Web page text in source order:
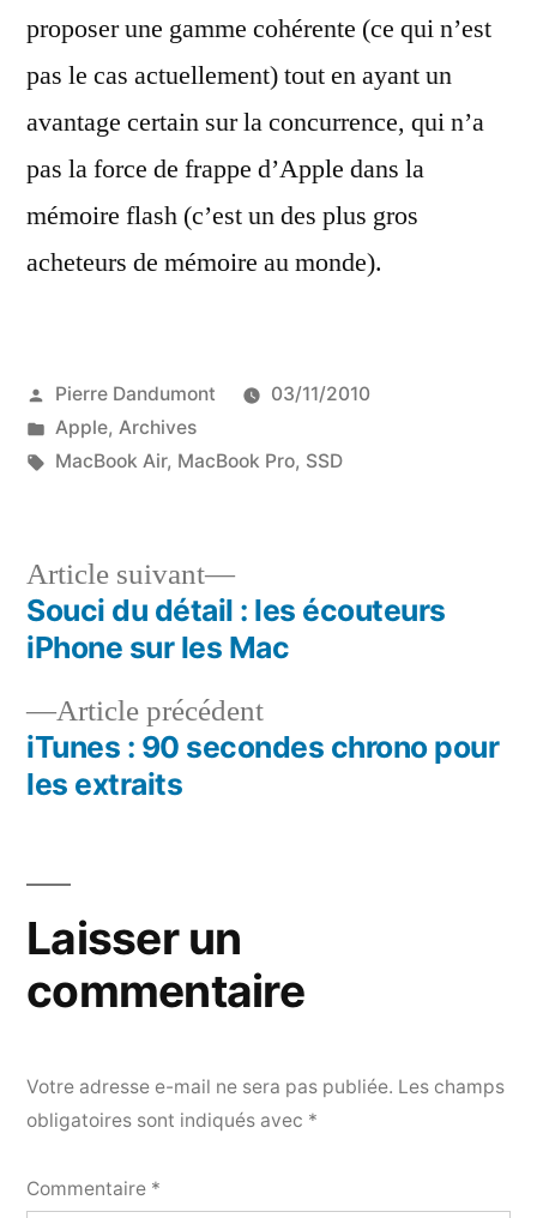
proposer une gamme cohérente (ce qui n’est
pas le cas actuellement) tout en ayant un
avantage certain sur la concurrence, qui n’a
pas la force de frappe d’Apple dans la
mémoire flash (c’est un des plus gros
acheteurs de mémoire au monde).
Publié
par
Pierre Dandumont
03/11/2010
Publié
dans
Apple, Archives
Étiquettes :
MacBook Air, MacBook Pro, SSD
Navigation
l’article
Article précédentArticle
précédent :
iTunes : 90 secondes chrono pour
les extraits
Article suivant
Article
suivant :
Souci du détail : les écouteurs
iPhone sur les Mac
Laisser un
commentaire
Votre adresse e-mail ne sera pas publiée. Les champs
obligatoires sont indiqués avec *
Commentaire *